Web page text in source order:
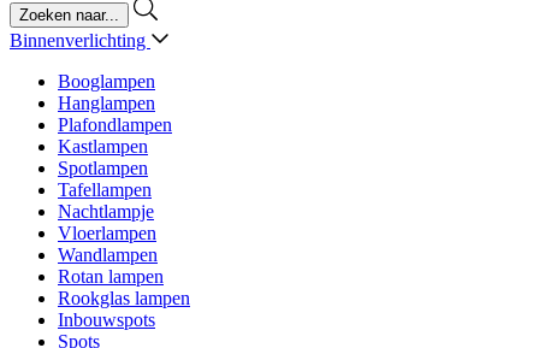
Binnenverlichting
Booglampen
Hanglampen
Plafondlampen
Kastlampen
Spotlampen
Tafellampen
Nachtlampje
Vloerlampen
Wandlampen
Rotan lampen
Rookglas lampen
Inbouwspots
Spots